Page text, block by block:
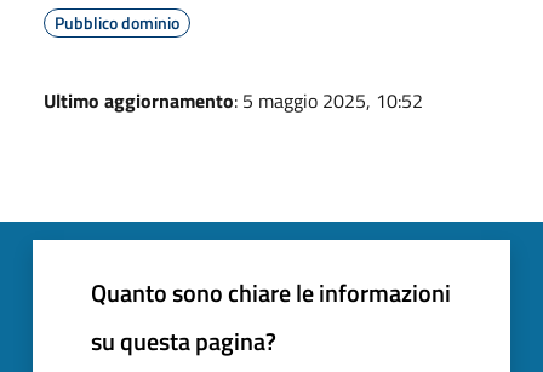
Pubblico dominio
Ultimo aggiornamento: 5 maggio 2025, 10:52
Quanto sono chiare le informazioni
su questa pagina?